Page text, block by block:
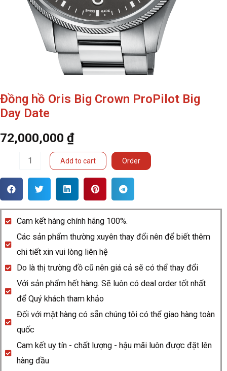
Đồng hồ Oris Big Crown ProPilot Big
Day Date
72,000,000 ₫
Oris
Crown
ProPilot
Big
Day
quantity
Add to cart Order
Cam kết hàng chính hãng 100%.
Các sản phẩm thường xuyên thay đổi nên để biết thêm
chi tiết xin vui lòng liên hệ
Do là thị trường đồ cũ nên giá cả sẽ có thể thay đổi
Với sản phẩm hết hàng. Sẽ luôn có deal order tốt nhất
để Quý khách tham khảo
Đối với mặt hàng có sẵn chúng tôi có thể giao hàng toàn
quốc
Cam kết uy tín - chất lượng - hậu mãi luôn được đặt lên
hàng đầu